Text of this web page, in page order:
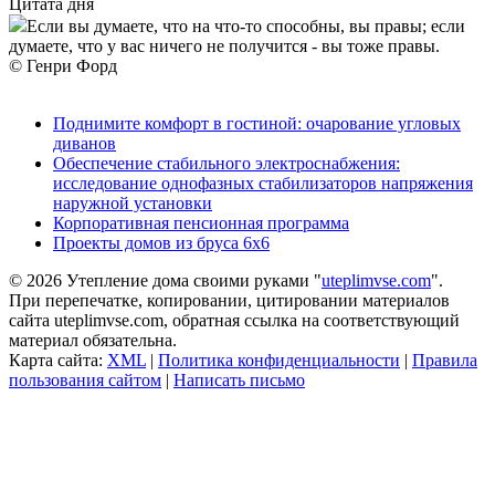
Цитата дня
Если вы думаете, что на что-то способны, вы правы; если
думаете, что у вас ничего не получится - вы тоже правы.
© Генри Форд
Поднимите комфорт в гостиной: очарование угловых
диванов
Обеспечение стабильного электроснабжения:
исследование однофазных стабилизаторов напряжения
наружной установки
Корпоративная пенсионная программа
Проекты домов из бруса 6х6
© 2026 Утепление дома своими руками "uteplimvse.com".
При перепечатке, копировании, цитировании материалов
сайта uteplimvse.com, обратная ссылка на соответствующий
материал обязательна.
Карта сайта: XML | Политика конфиденциальности | Правила
пользования сайтом | Написать письмо